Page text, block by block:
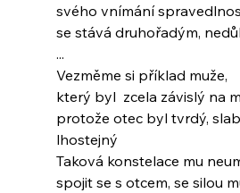
svého vnímání
se stává druhořadým,
...
Vezměme si příklad muže,
který byl  zcela závislý na
protože otec byl tvrdý,
lhostejný
Taková konstelace mu
spojit se s otcem, se silou